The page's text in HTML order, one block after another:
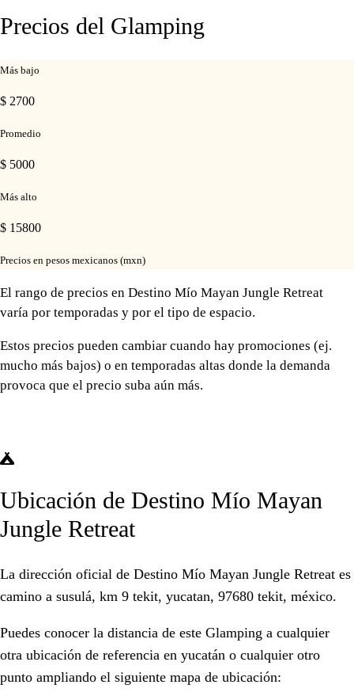
Precios del Glamping
Más bajo
$ 2700
Promedio
$ 5000
Más alto
$ 15800
Precios en pesos mexicanos (mxn)
El rango de precios en Destino Mío Mayan Jungle Retreat
varía por temporadas y por el tipo de espacio.
Estos precios pueden cambiar cuando hay promociones (ej.
mucho más bajos) o en temporadas altas donde la demanda
provoca que el precio suba aún más.
Ubicación de Destino Mío Mayan
Jungle Retreat
La dirección oficial de Destino Mío Mayan Jungle Retreat es
camino a susulá, km 9 tekit, yucatan, 97680 tekit, méxico.
Puedes conocer la distancia de este Glamping a cualquier
otra ubicación de referencia en yucatán o cualquier otro
punto ampliando el siguiente mapa de ubicación: